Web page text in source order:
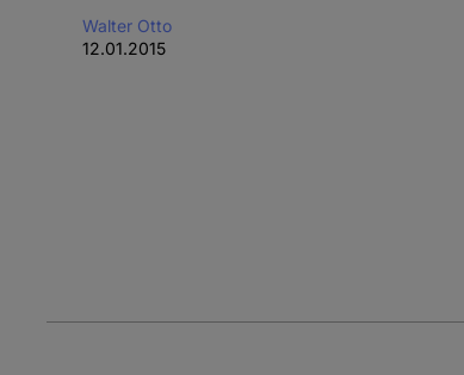
Walter Otto
12.01.2015